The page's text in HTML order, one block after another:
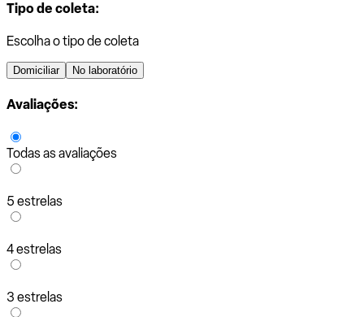
Tipo de coleta:
Escolha o tipo de coleta
Domiciliar No laboratório
Avaliações:
Todas as avaliações
5 estrelas
4 estrelas
3 estrelas